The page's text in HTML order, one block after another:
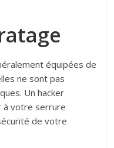
équipées de
ne sont pas
Un hacker
à votre serrure
de votre